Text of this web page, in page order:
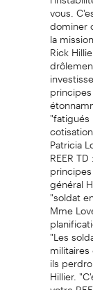
vous.
dominer
la
Rick
Patricia
REER
général
"soldat
Mme
"Les
ils
Hillier.
votre